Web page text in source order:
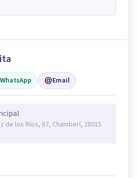
WhatsApp Email
de los Ríos, 87, Chamberí, 28015